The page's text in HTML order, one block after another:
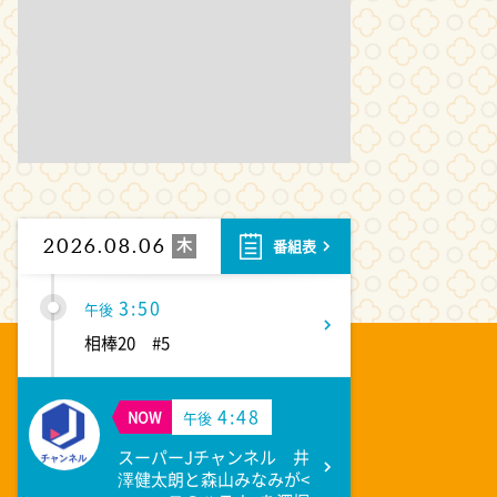
2026.08.06 木 番組表
午後 2:53
科捜研の女11 #10
午後 3:50
相棒20 #5
NOW 午後 4:48
スーパーJチャンネル 井
澤健太朗と森山みなみが<